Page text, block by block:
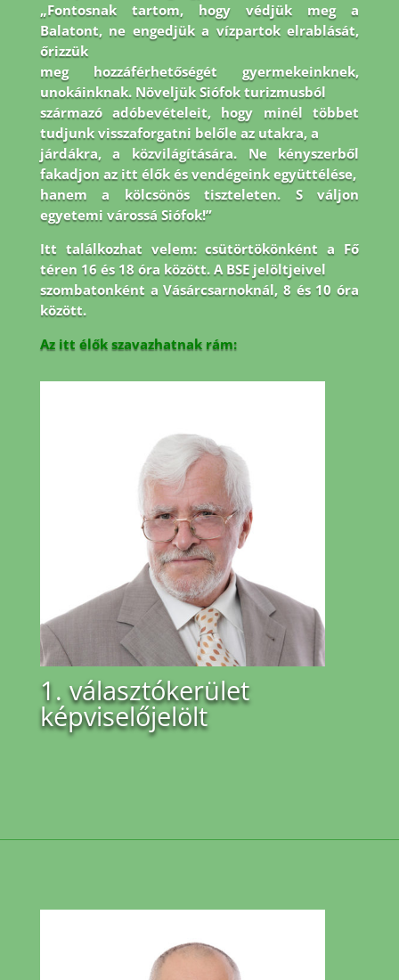
„Fontosnak tartom, hogy védjük meg a
Balatont, ne engedjük a vízpartok elrablását,
őrizzük
meg hozzáférhetőségét gyermekeinknek,
unokáinknak. Növeljük Siófok turizmusból
származó adóbevételeit, hogy minél többet
tudjunk visszaforgatni belőle az utakra, a
járdákra, a közvilágítására. Ne kényszerből
fakadjon az itt élők és vendégeink együttélése,
hanem a kölcsönös tiszteleten. S váljon
egyetemi várossá Siófok!”
Itt találkozhat velem: csütörtökönként a Fő
téren 16 és 18 óra között. A BSE jelöltjeivel
szombatonként a Vásárcsarnoknál, 8 és 10 óra
között.
Az itt élők szavazhatnak rám:
1. választókerület
képviselőjelölt